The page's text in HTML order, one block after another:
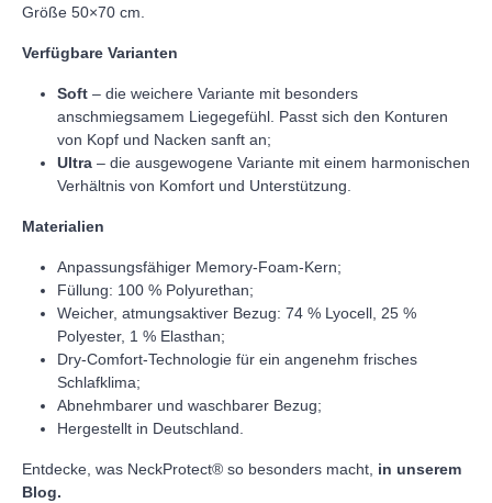
Größe 50×70 cm.
Verfügbare Varianten
Soft – die weichere Variante mit besonders
anschmiegsamem Liegegefühl. Passt sich den Konturen
von Kopf und Nacken sanft an;
Ultra – die ausgewogene Variante mit einem harmonischen
Verhältnis von Komfort und Unterstützung.
Materialien
Anpassungsfähiger Memory-Foam-Kern;
Füllung: 100 % Polyurethan;
Weicher, atmungsaktiver Bezug: 74 % Lyocell, 25 %
Polyester, 1 % Elasthan;
Dry-Comfort-Technologie für ein angenehm frisches
Schlafklima;
Abnehmbarer und waschbarer Bezug;
Hergestellt in Deutschland.
Entdecke, was NeckProtect® so besonders macht, in unserem
Blog.